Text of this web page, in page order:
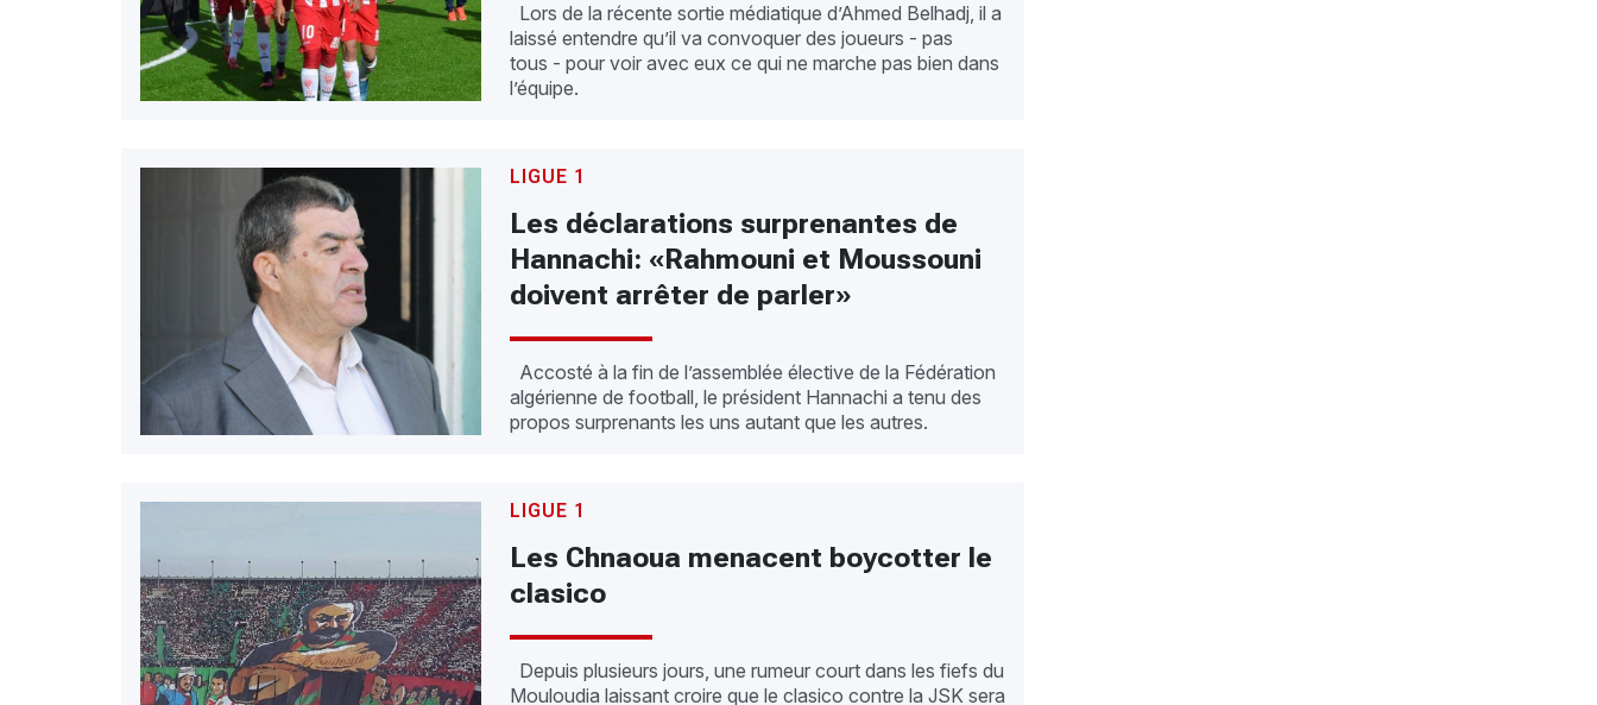
Lors de la récente sortie médiatique d’Ahmed Belhadj, il a
laissé entendre qu’il va convoquer des joueurs - pas
tous - pour voir avec eux ce qui ne marche pas bien dans
l’équipe.
LIGUE 1
Les déclarations surprenantes de
Hannachi: «Rahmouni et Moussouni
doivent arrêter de parler»
Accosté à la fin de l’assemblée élective de la Fédération
algérienne de football, le président Hannachi a tenu des
propos surprenants les uns autant que les autres.
LIGUE 1
Les Chnaoua menacent boycotter le
clasico
Depuis plusieurs jours, une rumeur court dans les fiefs du
Mouloudia laissant croire que le clasico contre la JSK sera